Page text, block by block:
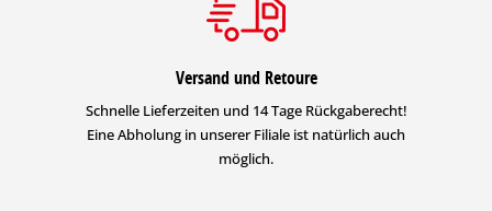
Versand und Retoure
Schnelle Lieferzeiten und 14 Tage Rückgaberecht!
Eine Abholung in unserer Filiale ist natürlich auch
möglich.